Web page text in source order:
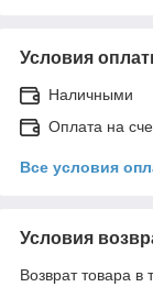
Условия
Наличными
Оплата на
Все условия
Условия
Возврат товара в